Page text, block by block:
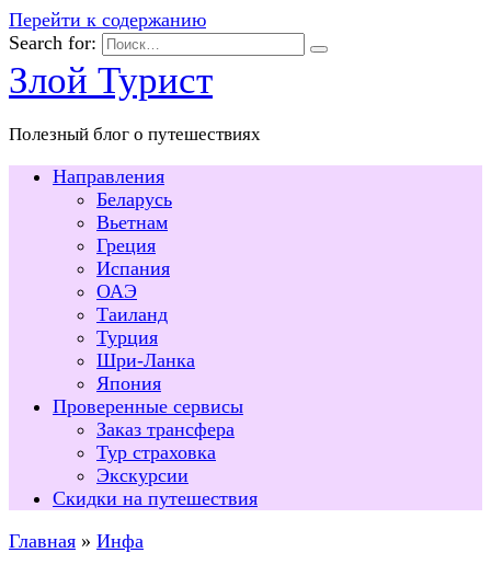
Перейти к содержанию
Search for:
Злой Турист
Полезный блог о путешествиях
Направления
Беларусь
Вьетнам
Греция
Испания
ОАЭ
Таиланд
Турция
Шри-Ланка
Япония
Проверенные сервисы
Заказ трансфера
Тур страховка
Экскурсии
Скидки на путешествия
Главная » Инфа